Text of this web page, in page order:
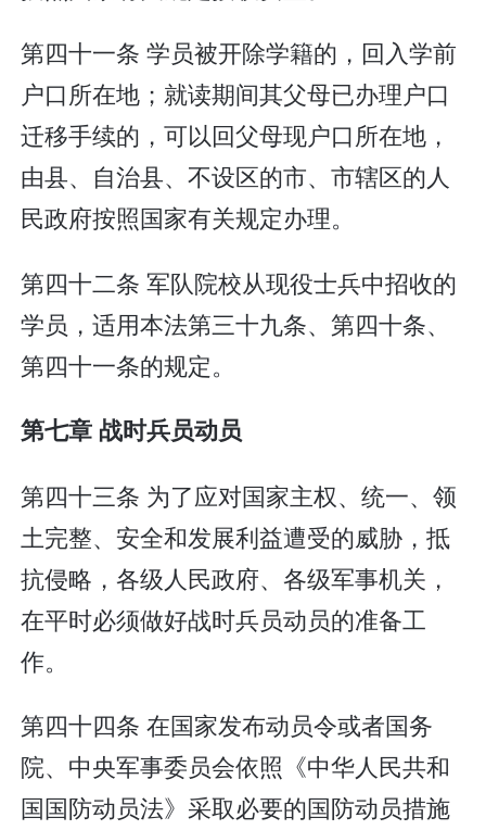
第四十一条 学员被开除学籍的，回入学前
户口所在地；就读期间其父母已办理户口
迁移手续的，可以回父母现户口所在地，
由县、自治县、不设区的市、市辖区的人
民政府按照国家有关规定办理。
第四十二条 军队院校从现役士兵中招收的
学员，适用本法第三十九条、第四十条、
第四十一条的规定。
第七章 战时兵员动员
第四十三条 为了应对国家主权、统一、领
土完整、安全和发展利益遭受的威胁，抵
抗侵略，各级人民政府、各级军事机关，
在平时必须做好战时兵员动员的准备工
作。
第四十四条 在国家发布动员令或者国务
院、中央军事委员会依照《中华人民共和
国国防动员法》采取必要的国防动员措施